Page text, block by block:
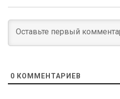
0 КОММЕНТАРИЕВ